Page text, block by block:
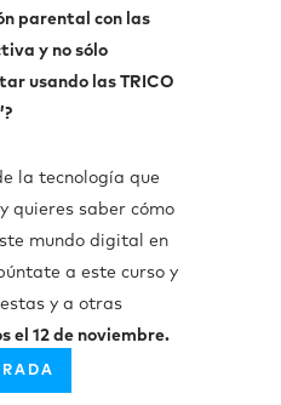
parental con las
y no sólo
usando las TRICO
la tecnología que
quieres saber cómo
mundo digital en
a este curso y
y a otras
el 12 de noviembre.